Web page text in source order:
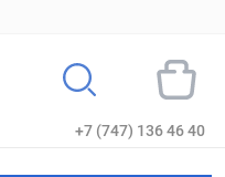
+7 (747) 136 46 40